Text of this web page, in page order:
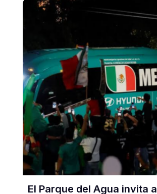
El Parque del Agua invita a